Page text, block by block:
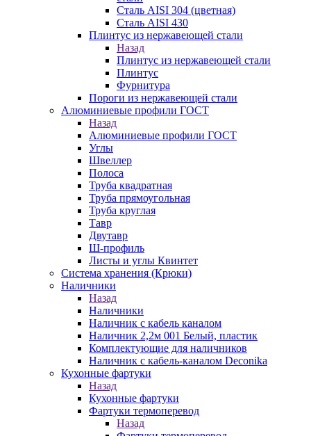
Сталь AISI 304 (цветная)
Сталь AISI 430
Плинтус из нержавеющей стали
Назад
Плинтус из нержавеющей стали
Плинтус
Фурнитура
Пороги из нержавеющей стали
Алюминиевые профили ГОСТ
Назад
Алюминиевые профили ГОСТ
Углы
Швеллер
Полоса
Труба квадратная
Труба прямоугольная
Труба круглая
Тавр
Двутавр
Ш-профиль
Листы и углы Квинтет
Система хранения (Крюки)
Наличники
Назад
Наличники
Наличник с кабель каналом
Наличник 2,2м 001 Белый, пластик
Комплектующие для наличников
Наличник с кабель-каналом Deconika
Кухонные фартуки
Назад
Кухонные фартуки
Фартуки термоперевод
Назад